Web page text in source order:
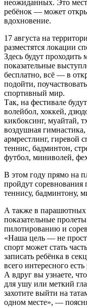
неожиданных. Это
ребёнок — может
вдохновение.
17 августа на
разместятся локации
Здесь будут
показательные
бесплатно, всё — в
подойти,
спортивный мир.
Так, на фестивале
волейбол, хоккей,
кикбоксинг, муайтай,
воздушная
армрестлинг, гиревой
теннис, бадминтон,
футбол, миниволей,
В этом году прямо на
пройдут соревнования
теннису, бадминтону,
А также в парашютных
показательные
пилотированию и
«Наша цель — не
спорт может стать
записать ребёнка в
всего интересного
А вдруг вы узнаете,
для ушу или меткий
захотите выйти на
одном месте», —